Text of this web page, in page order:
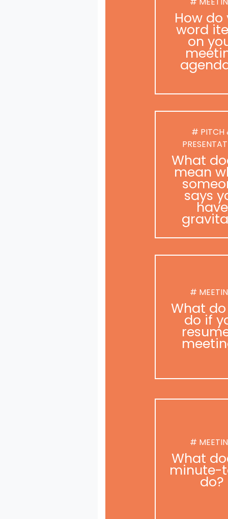
How do
word
on
# PITCH
What
mean
says
have
#
What
do if
#
What
minute-
do?